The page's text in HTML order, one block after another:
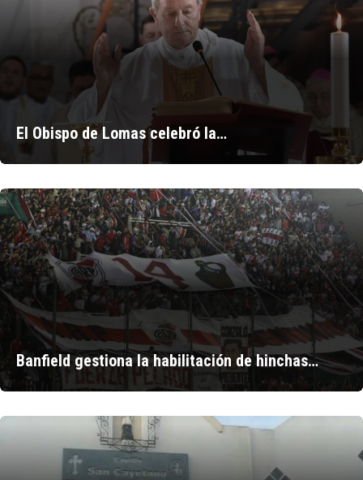
El Obispo de Lomas celebró la…
Banfield gestiona la habilitación de hinchas…